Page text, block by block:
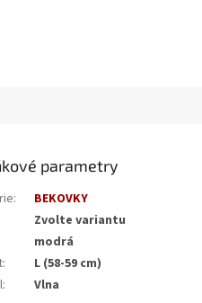
parametry
:
BEKOVKY
Zvolte variantu
modrá
:
L (58-59 cm)
: Vlna